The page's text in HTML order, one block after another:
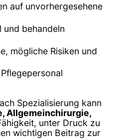
auf unvorhergesehene
behandeln
mögliche Risiken und
Spezialisierung kann
Allgemeinchirurgie,
unter Druck zu
wichtigen Beitrag zur